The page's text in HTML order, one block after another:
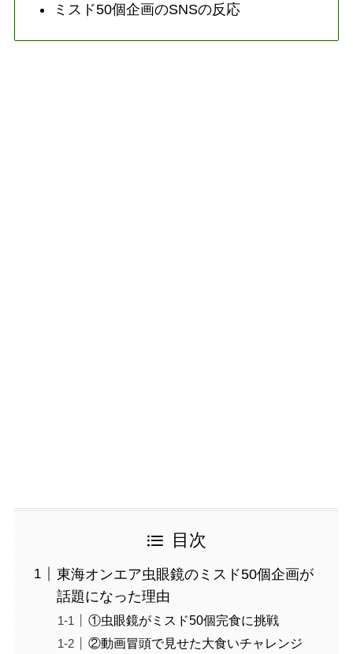
ミスド50個企画のSNSの反応
目次
東海オンエア虫眼鏡のミスド50個企画が
話題になった理由
①虫眼鏡がミスド50個完食に挑戦
②動画冒頭で見せた大食いチャレンジ